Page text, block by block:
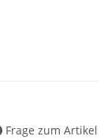
Frage zum Artikel